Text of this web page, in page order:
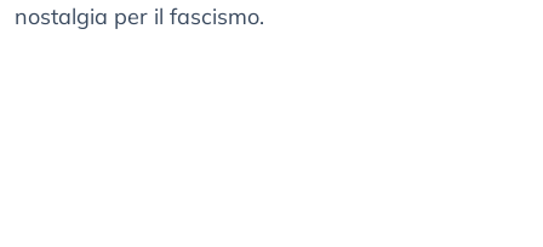
nostalgia per il fascismo.